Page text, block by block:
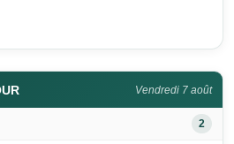
Vendredi 7 août
2